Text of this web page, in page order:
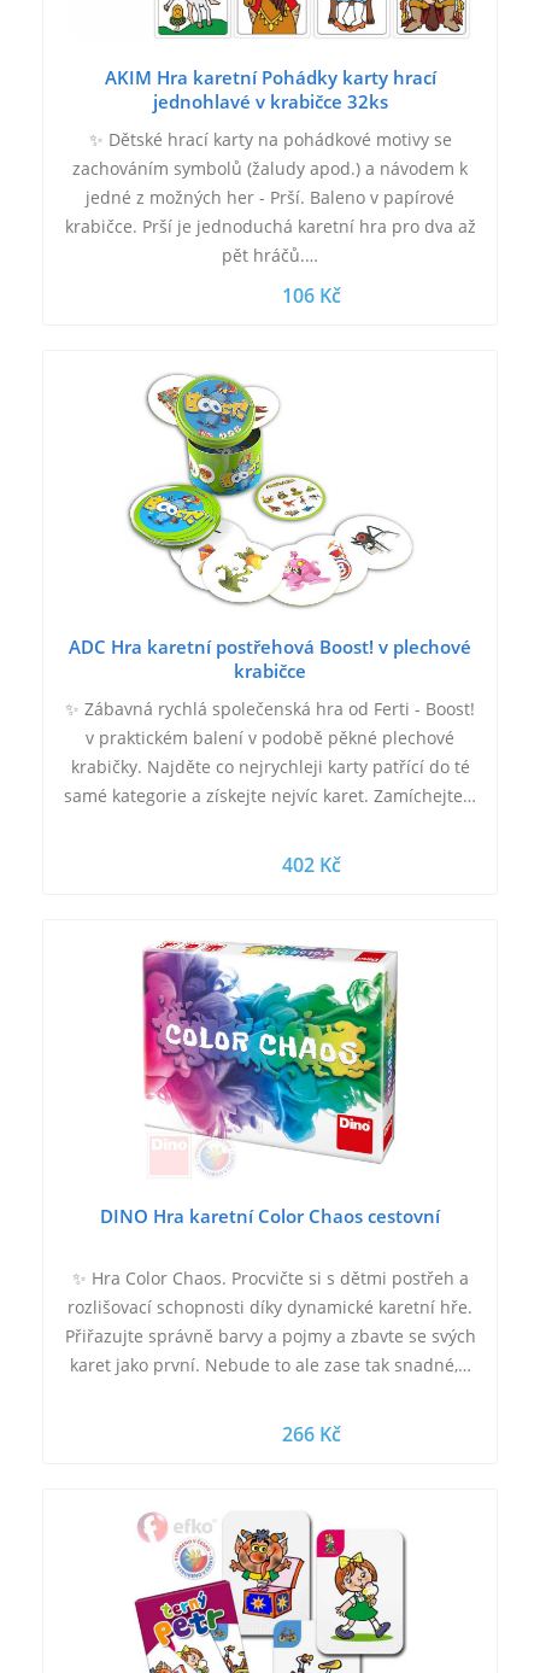
AKIM Hra karetní Pohádky karty hrací
jednohlavé v krabičce 32ks
✨ Dětské hrací karty na pohádkové motivy se
zachováním symbolů (žaludy apod.) a návodem k
jedné z možných her - Prší. Baleno v papírové
krabičce. Prší je jednoduchá karetní hra pro dva až
pět hráčů.…
106 Kč
ADC Hra karetní postřehová Boost! v plechové
krabičce
✨ Zábavná rychlá společenská hra od Ferti - Boost!
v praktickém balení v podobě pěkné plechové
krabičky. Najděte co nejrychleji karty patřící do té
samé kategorie a získejte nejvíc karet. Zamíchejte…
402 Kč
DINO Hra karetní Color Chaos cestovní
✨ Hra Color Chaos. Procvičte si s dětmi postřeh a
rozlišovací schopnosti díky dynamické karetní hře.
Přiřazujte správně barvy a pojmy a zbavte se svých
karet jako první. Nebude to ale zase tak snadné,…
266 Kč